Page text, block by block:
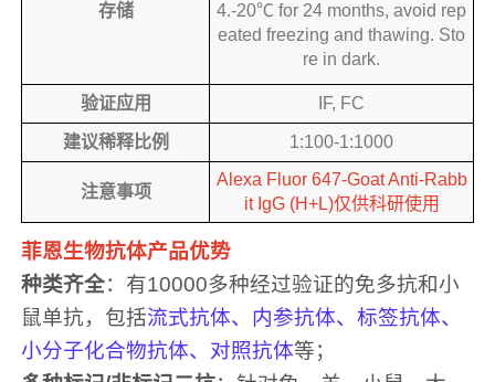
存储
4.-20℃ for 24 months, avoid rep
eated freezing and thawing. Sto
re in dark.
验证应用 IF, FC
建议稀释比例 1:100-1:1000
注意事项
Alexa Fluor 647-Goat Anti-Rabb
it IgG (H+L)仅供科研使用
菲恩生物抗体产品优势
种类齐全：有10000多种经过验证的免多抗和小
鼠单抗，包括流式抗体、内参抗体、标签抗体、
小分子化合物抗体、对照抗体等；